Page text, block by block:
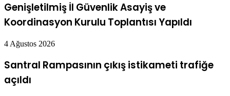
Genişletilmiş İl Güvenlik Asayiş ve
Koordinasyon Kurulu Toplantısı Yapıldı
4 Ağustos 2026
Santral Rampasının çıkış istikameti trafiğe
açıldı